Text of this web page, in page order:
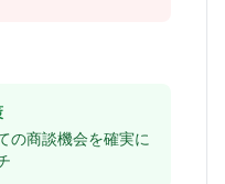
の商談機会を確実に